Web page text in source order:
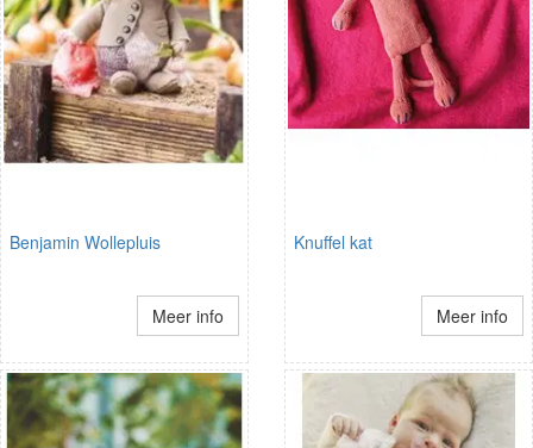
Benjamin Wollepluis
Meer info
Knuffel kat
Meer info